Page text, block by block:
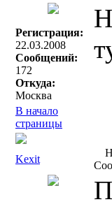
Регистрация:
22.03.2008
Сообщений:
172
Откуда:
Москва
В начало
страницы
Kexit